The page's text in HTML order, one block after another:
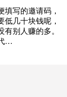
写的邀请码，
几十块钱呢，
别人赚的多。
…